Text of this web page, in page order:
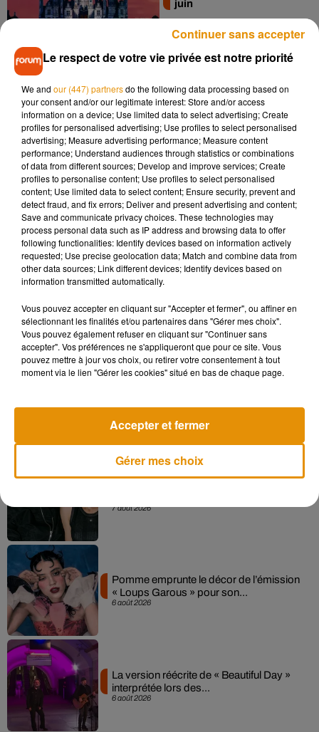
juin
Nos idées sorties pour le
week-end du 19 au 21
juin
Musique
7 août 2026
6 août 2026
Pomme emprunte le décor de l’émission
« Loups Garous » pour son...
6 août 2026
La version réécrite de « Beautiful Day »
interprétée lors des...
Le respect de votre vie privée est notre priorité
We and our (447) partnersdo the following data processing based on
your consent and/or our legitimate interest: Store and/or access
information on a device; Use limited data to select advertising; Create
profiles for personalised advertising; Use profiles to select personalised
advertising; Measure advertising performance; Measure content
performance; Understand audiences through statistics or combinations
of data from different sources; Develop and improve services; Create
profiles to personalise content; Use profiles to select personalised
content; Use limited data to select content; Ensure security, prevent and
detect fraud, and fix errors; Deliver and present advertising and content;
Save and communicate privacy choices. These technologies may
process personal data such as IP address and browsing data to offer
following functionalities: Identify devices based on information actively
requested; Use precise geolocation data; Match and combine data from
other data sources; Link different devices; Identify devices based on
information transmitted automatically.
Vous pouvez accepter en cliquant sur "Accepter et fermer", ou affiner en
sélectionnant les finalités et/ou partenaires dans "Gérer mes choix".
Vous pouvez également refuser en cliquant sur "Continuer sans
accepter". Vos préférences ne s'appliqueront que pour ce site. Vous
pouvez mettre à jour vos choix, ou retirer votre consentement à tout
moment via le lien "Gérer les cookies" situé en bas de chaque page.
Gérer mes choix
Accepter et fermer
Continuer sans accepter